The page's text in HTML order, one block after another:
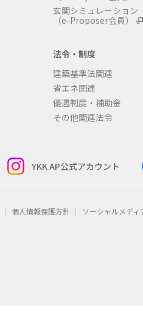
玄関シミュレーション
（e-Proposer会員）
法令・制度
建築基準法関連
省エネ関連
優遇制度・補助金
その他関連法令
YKK AP公式アカウント
個人情報保護方針 ソーシャルメデ